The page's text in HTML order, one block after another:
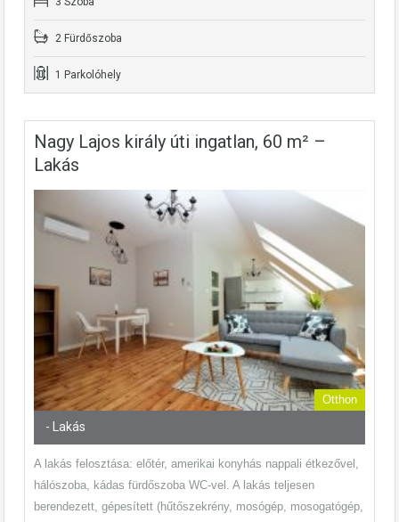
2 Fürdőszoba
1 Parkolóhely
Nagy Lajos király úti ingatlan, 60 m² –
Lakás
Otthon
- Lakás
A lakás felosztása: előtér, amerikai konyhás nappali étkezővel,
hálószoba, kádas fürdőszoba WC-vel. A lakás teljesen
berendezett, gépesített (hűtőszekrény, mosógép, mosogatógép,